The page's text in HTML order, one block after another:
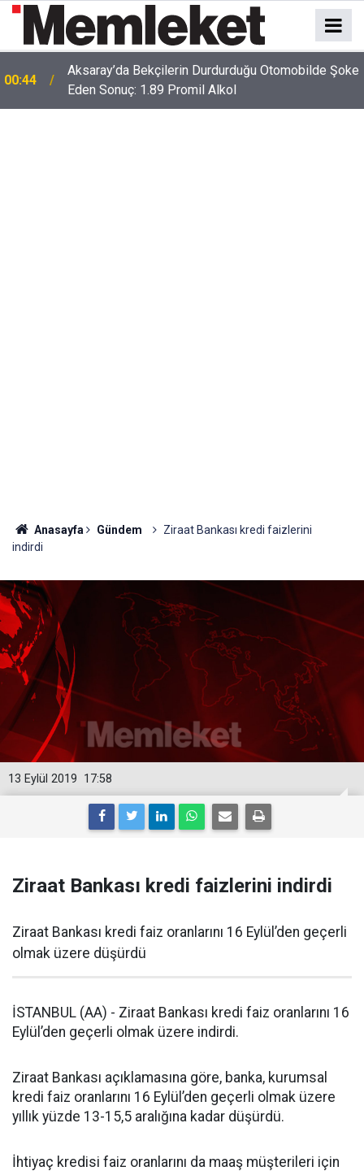
00:44
Aksaray’da Bekçilerin Durdurduğu Otomobilde Şoke
Eden Sonuç: 1.89 Promil Alkol
Anasayfa Gündem
Ziraat Bankası kredi faizlerini
indirdi
17:58
13 Eylül 2019
Ziraat Bankası kredi faizlerini indirdi
Ziraat Bankası kredi faiz oranlarını 16 Eylül’den geçerli
olmak üzere düşürdü
İSTANBUL (AA) - Ziraat Bankası kredi faiz oranlarını 16
Eylül’den geçerli olmak üzere indirdi.
Ziraat Bankası açıklamasına göre, banka, kurumsal
kredi faiz oranlarını 16 Eylül’den geçerli olmak üzere
yıllık yüzde 13-15,5 aralığına kadar düşürdü.
İhtiyaç kredisi faiz oranlarını da maaş müşterileri için